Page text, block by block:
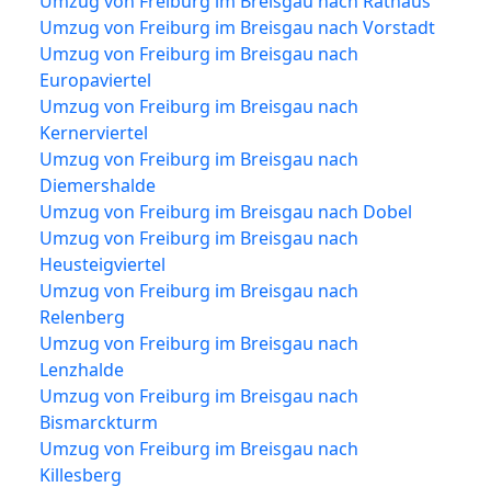
Umzug von Freiburg im Breisgau nach Vorstadt
Umzug von Freiburg im Breisgau nach
Europaviertel
Umzug von Freiburg im Breisgau nach
Kernerviertel
Umzug von Freiburg im Breisgau nach
Diemershalde
Umzug von Freiburg im Breisgau nach Dobel
Umzug von Freiburg im Breisgau nach
Heusteigviertel
Umzug von Freiburg im Breisgau nach
Relenberg
Umzug von Freiburg im Breisgau nach
Lenzhalde
Umzug von Freiburg im Breisgau nach
Bismarckturm
Umzug von Freiburg im Breisgau nach
Killesberg